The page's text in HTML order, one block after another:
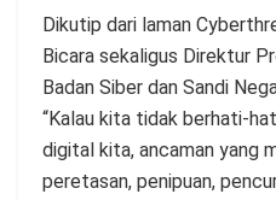
Dikutip dari laman
Bicara sekaligus Direktur
Badan Siber dan Sandi
“Kalau kita tidak berhati-
digital kita, ancaman yang
peretasan, penipuan,